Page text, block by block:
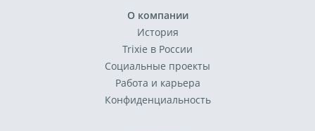
О компании
История
Trixie в России
Социальные проекты
Работа и карьера
Конфиденциальность